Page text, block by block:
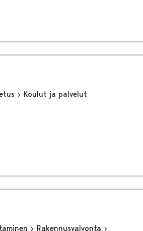
Koulut ja palvelut
Rakennusvalvonta